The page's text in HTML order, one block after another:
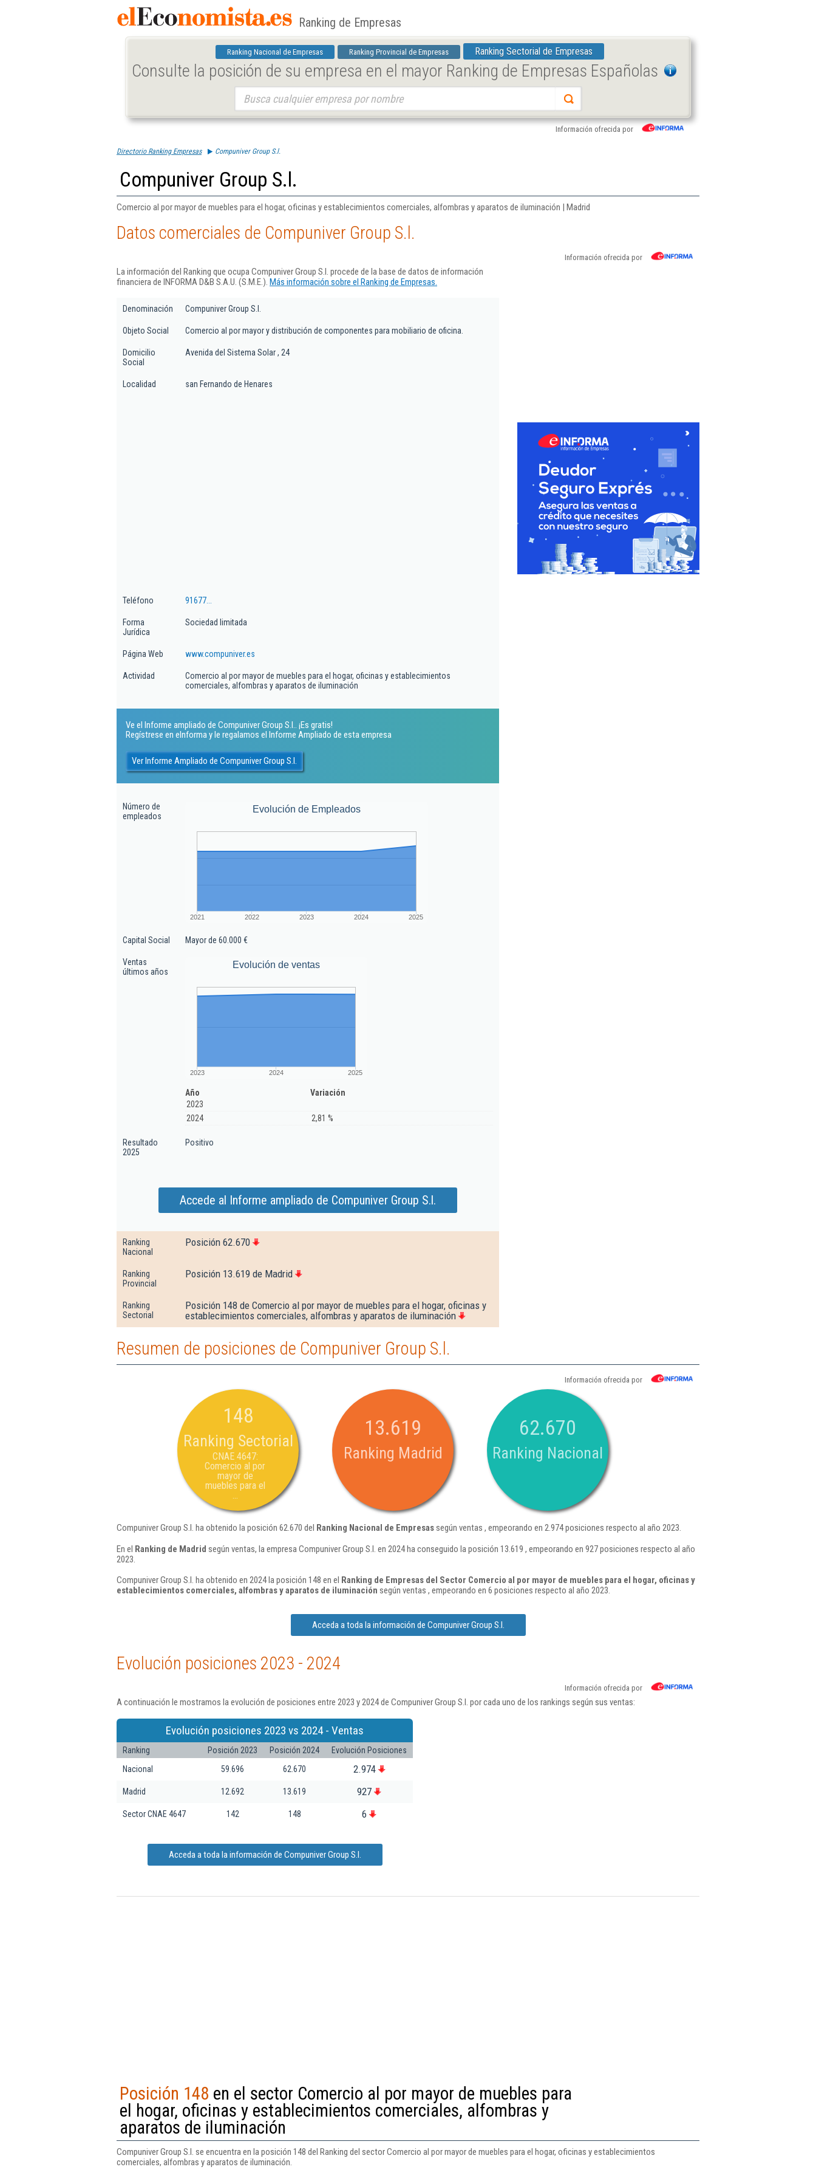
Ranking de Empresas
Ranking Nacional de Empresas Ranking Provincial de Empresas Ranking Sectorial de Empresas
Consulte la posición de su empresa en el mayor Ranking de Empresas Españolas
Información ofrecida por
Directorio Ranking Empresas Compuniver Group S.l.
Compuniver Group S.l.
Comercio al por mayor de muebles para el hogar, oficinas y establecimientos comerciales, alfombras y aparatos de iluminación | Madrid
Datos comerciales de Compuniver Group S.l.
Información ofrecida por
La información del Ranking que ocupa Compuniver Group S.l. procede de la base de datos de información
financiera de INFORMA D&B S.A.U. (S.M.E.). Más información sobre el Ranking de Empresas.
Denominación Compuniver Group S.l.
Objeto Social Comercio al por mayor y distribución de componentes para mobiliario de oficina.
Domicilio
Social
Avenida del Sistema Solar , 24
Localidad san Fernando de Henares
Teléfono 91677...
Forma
Jurídica
Sociedad limitada
Página Web www.compuniver.es
Actividad
Comercio al por mayor de muebles para el hogar, oficinas y establecimientos
comerciales, alfombras y aparatos de iluminación
Ve el Informe ampliado de Compuniver Group S.l.. ¡Es gratis!
Regístrese en eInforma y le regalamos el Informe Ampliado de esta empresa
Ver Informe Ampliado de Compuniver Group S.l.
Número de
empleados
Evolución de Empleados
2021 2022 2023 2024 2025
Capital Social Mayor de 60.000 €
Ventas
últimos años
Evolución de ventas
2023 2024 2025
Año
Variación
2023
2024
2,81 %
Resultado
2025
Positivo
Accede al Informe ampliado de Compuniver Group S.l.
Ranking
Nacional
Posición 62.670
Ranking
Provincial
Posición 13.619 de Madrid
Ranking
Sectorial
Posición 148 de Comercio al por mayor de muebles para el hogar, oficinas y
establecimientos comerciales, alfombras y aparatos de iluminación
Resumen de posiciones de Compuniver Group S.l.
Información ofrecida por
148
Ranking Sectorial
CNAE 4647:
Comercio al por
mayor de
muebles para el
...
13.619
Ranking Madrid
62.670
Ranking Nacional
Compuniver Group S.l. ha obtenido la posición 62.670 del Ranking Nacional de Empresassegún ventas , empeorando en 2.974 posiciones respecto al año 2023.
En el Ranking de Madrid según ventas, la empresa Compuniver Group S.l. en 2024 ha conseguido la posición 13.619 , empeorando en 927 posiciones respecto al año
2023.
Compuniver Group S.l. ha obtenido en 2024 la posición 148 en el Ranking de Empresas del Sector Comercio al por mayor de muebles para el hogar, oficinas y
establecimientos comerciales, alfombras y aparatos de iluminación según ventas , empeorando en 6 posiciones respecto al año 2023.
Acceda a toda la información de Compuniver Group S.l.
Evolución posiciones 2023 - 2024
Información ofrecida por
A continuación le mostramos la evolución de posiciones entre 2023 y 2024 de Compuniver Group S.l. por cada uno de los rankings según sus ventas:
Evolución posiciones 2023 vs 2024 - Ventas
Ranking Posición 2023 Posición 2024
Evolución Posiciones
Nacional
59.696 62.670 2.974
Madrid 12.692 13.619 927
Sector CNAE 4647 142 148 6
Acceda a toda la información de Compuniver Group S.l.
Posición 148 en el sector Comercio al por mayor de muebles para
el hogar, oficinas y establecimientos comerciales, alfombras y
aparatos de iluminación
Compuniver Group S.l. se encuentra en la posición 148 del Ranking del sector Comercio al por mayor de muebles para el hogar, oficinas y establecimientos
comerciales, alfombras y aparatos de iluminación.